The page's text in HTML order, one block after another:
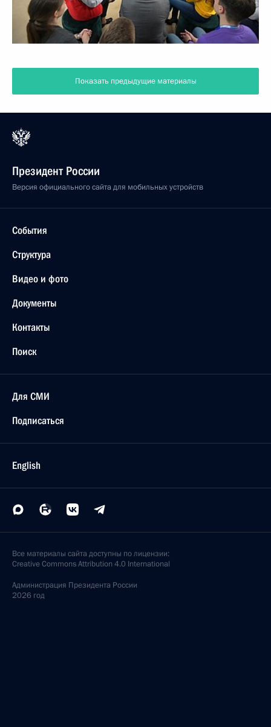
Показать предыдущие материалы
Президент России
Версия официального сайта для мобильных устройств
События
Структура
Видео и фото
Документы
Контакты
Поиск
Для СМИ
Подписаться
English
Все материалы сайта доступны по лицензии:
Creative Commons Attribution 4.0 International
Администрация Президента России
2026 год